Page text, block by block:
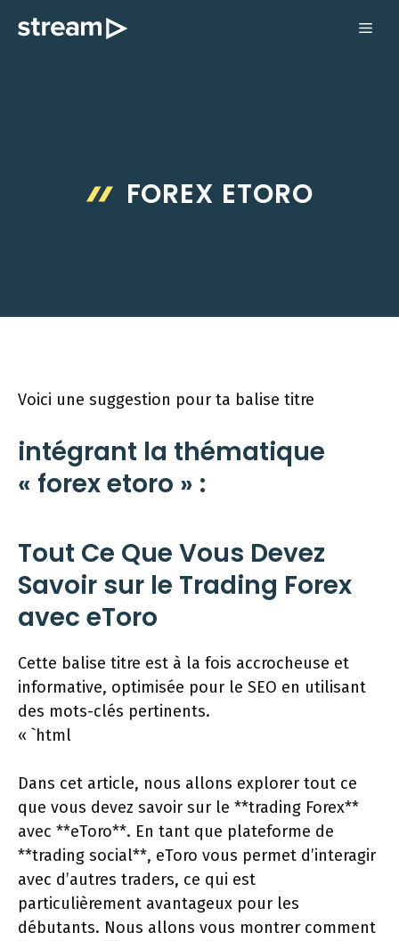
FOREX ETORO
Voici une suggestion pour ta balise titre
intégrant la thématique
« forex etoro » :
Tout Ce Que Vous Devez
Savoir sur le Trading Forex
avec eToro
Cette balise titre est à la fois accrocheuse et
informative, optimisée pour le SEO en utilisant
des mots-clés pertinents.
« `html
Dans cet article, nous allons explorer tout ce
que vous devez savoir sur le **trading Forex**
avec **eToro**. En tant que plateforme de
**trading social**, eToro vous permet d’interagir
avec d’autres traders, ce qui est
particulièrement avantageux pour les
débutants. Nous allons vous montrer comment